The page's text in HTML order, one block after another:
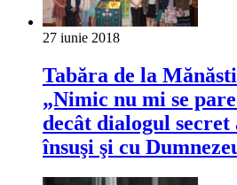
27 iunie 2018
Tabăra de la
„Nimic nu mi se
decât dialogul
însuşi şi cu